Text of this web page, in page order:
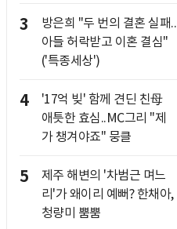
3
방은희 "두 번의 결혼 실패..
아들 허락받고 이혼 결심"
('특종세상')
4
'17억 빚' 함께 견딘 친母
애틋한 효심..MC그리 "제
가 챙겨야죠" 뭉클
5
제주 해변의 '차범근 며느
리'가 왜이리 예뻐? 한채아,
청량미 뿜뿜